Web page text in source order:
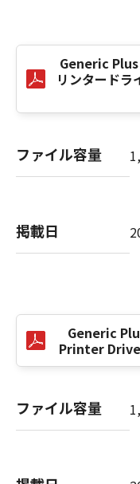
本条項中で使用
本契約書中で
意味し、指し示
10．分離可能性
律により無効で
の他の条項は完
以 上
No.
Generic
リンタードラ
ファイル容量
掲載日
Generic
Printer
ファイル容量